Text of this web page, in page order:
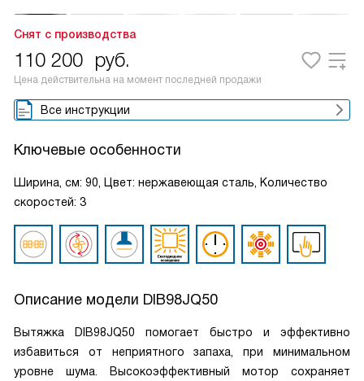
Снят с производства
110 200 руб.
Цена действительна на момент последней продажи
Все инструкции
Ключевые особенности
Ширина, см: 90, Цвет: нержавеющая сталь, Количество
скоростей: 3
Описание модели DIB98JQ50
Вытяжка DIB98JQ50 помогает быстро и эффективно
избавиться от неприятного запаха, при минимальном
уровне шума. Высокоэффективный мотор сохраняет